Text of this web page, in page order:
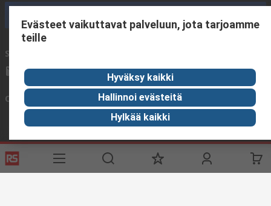
Sähköpostitse meille
sales@rsdelivers.fi
Ota yhteyttä meihin
Hyödyllisiä linkkejä
Evästeet vaikuttavat palveluun, jota tarjoamme
teille
Hyväksy kaikki
Hallinnoi evästeitä
Hylkää kaikki